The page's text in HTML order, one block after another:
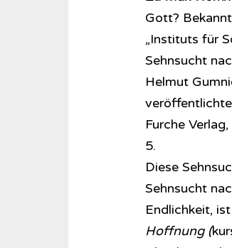
Gott?
„Instituts für
Sehnsucht
Helmut
Furche
5.
Diese
Sehnsucht
Endlichkeit,
Hoffnung (